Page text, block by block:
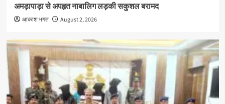
अमड़ापाड़ा से अपहृत नाबालिग लड़की सकुशल बरामद
आकाश भगत August 2, 2026